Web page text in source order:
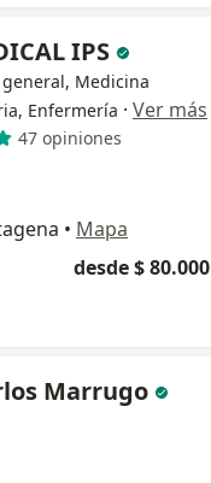
IPS
Medicina
Enfermería · Ver más
47 opiniones
• Mapa
desde $ 80.000
Marrugo